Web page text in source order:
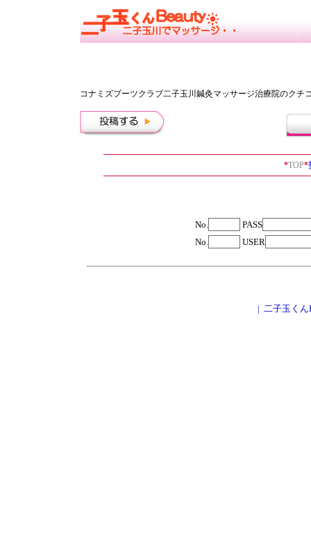
コナミズプーツクラブ二子玉川鍼灸マッサージ治療院のクチ
*TOP*
No.
PASS
No.
USER
| 二子玉くん